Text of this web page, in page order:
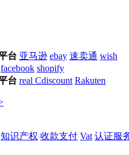
台 亚马逊 ebay 速卖通 wish
facebook shopify
台 real Cdiscount Rakuten
知识产权 收款支付 Vat 认证服